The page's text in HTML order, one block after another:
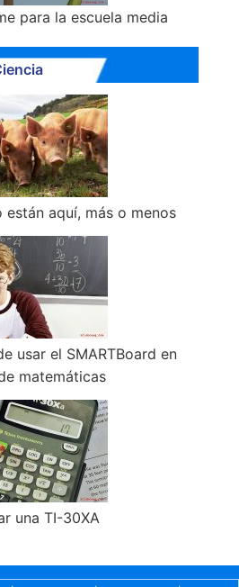
para la escuela media
aquí, más o menos
usar el SMARTBoard en
matemáticas
una TI-30XA